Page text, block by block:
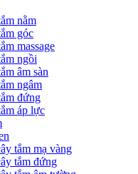
nằm
góc
massage
ngồi
âm sàn
ngâm
đứng
áp lực
tắm mạ vàng
tắm đứng